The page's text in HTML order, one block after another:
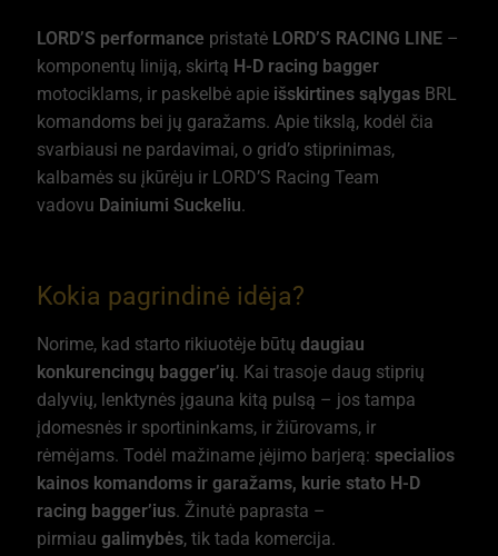
LORD’S performance pristatė LORD’S RACING LINE–
komponentų liniją, skirtą H-D racing bagger
motociklams, ir paskelbė apie išskirtines sąlygasBRL
komandoms bei jų garažams. Apie tikslą, kodėl čia
svarbiausi ne pardavimai, o grid’o stiprinimas,
kalbamės su įkūrėju ir LORD’S Racing Team
vadovu Dainiumi Suckeliu.
Kokia pagrindinė idėja?
Norime, kad starto rikiuotėje būtų daugiau
konkurencingų bagger’ių. Kai trasoje daug stiprių
dalyvių, lenktynės įgauna kitą pulsą – jos tampa
įdomesnės ir sportininkams, ir žiūrovams, ir
rėmėjams. Todėl mažiname įėjimo barjerą: specialios
kainos komandoms ir garažams, kurie stato H-D
racing bagger’ius. Žinutė paprasta –
pirmiau galimybės, tik tada komercija.